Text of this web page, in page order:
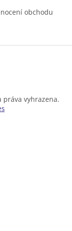
obchodu
práva vyhrazena.